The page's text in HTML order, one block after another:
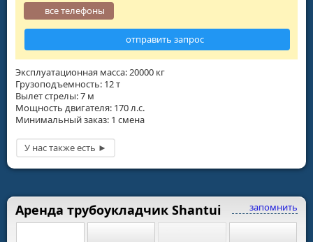
Эксплуатационная масса: 20000 кг
Грузоподъемность: 12 т
Вылет стрелы: 7 м
Мощность двигателя: 170 л.с.
Минимальный заказ: 1 смена
все телефоны
отправить запрос
запомнить
Аренда трубоукладчик Shantui